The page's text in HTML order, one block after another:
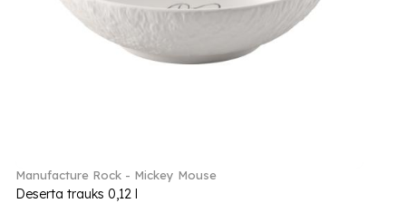
Manufacture Rock - Mickey Mouse
Deserta trauks 0,12 l